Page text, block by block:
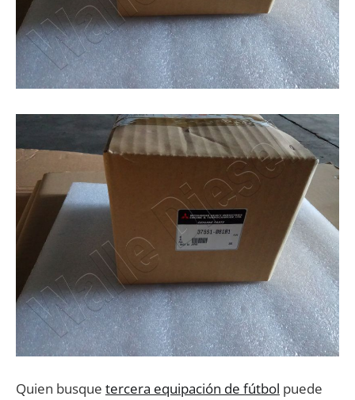
Quien busque tercera equipación de fútbol puede